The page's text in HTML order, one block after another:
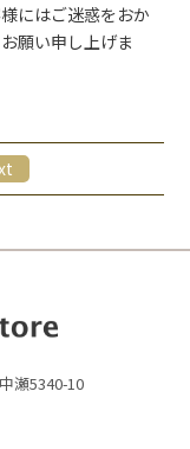
にはご迷惑をおか
願い申し上げま
瀬5340-10